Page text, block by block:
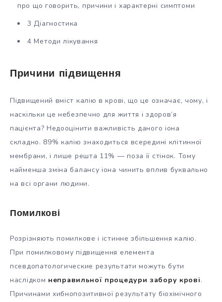
про що говорить, причини і характерні симптоми
3 Діагностика
4 Методи лікування
Причини підвищення
Підвищений вміст калію в крові, що це означає, чому, і
наскільки це небезпечно для життя і здоров’я
пацієнта? Недооцінити важливість даного іона
складно. 89% калію знаходиться всередині клітинної
мембрани, і лише решта 11% — поза її стінок. Тому
найменша зміна балансу іона чинить вплив буквально
на всі органи людини.
Помилкові
Розрізняють помилкове і істинне збільшення калію.
При помилковому підвищення елемента
псевдопатологические результати можуть бути
наслідком неправильної процедури забору крові.
Причинами хибнопозитивної результату біохімічного